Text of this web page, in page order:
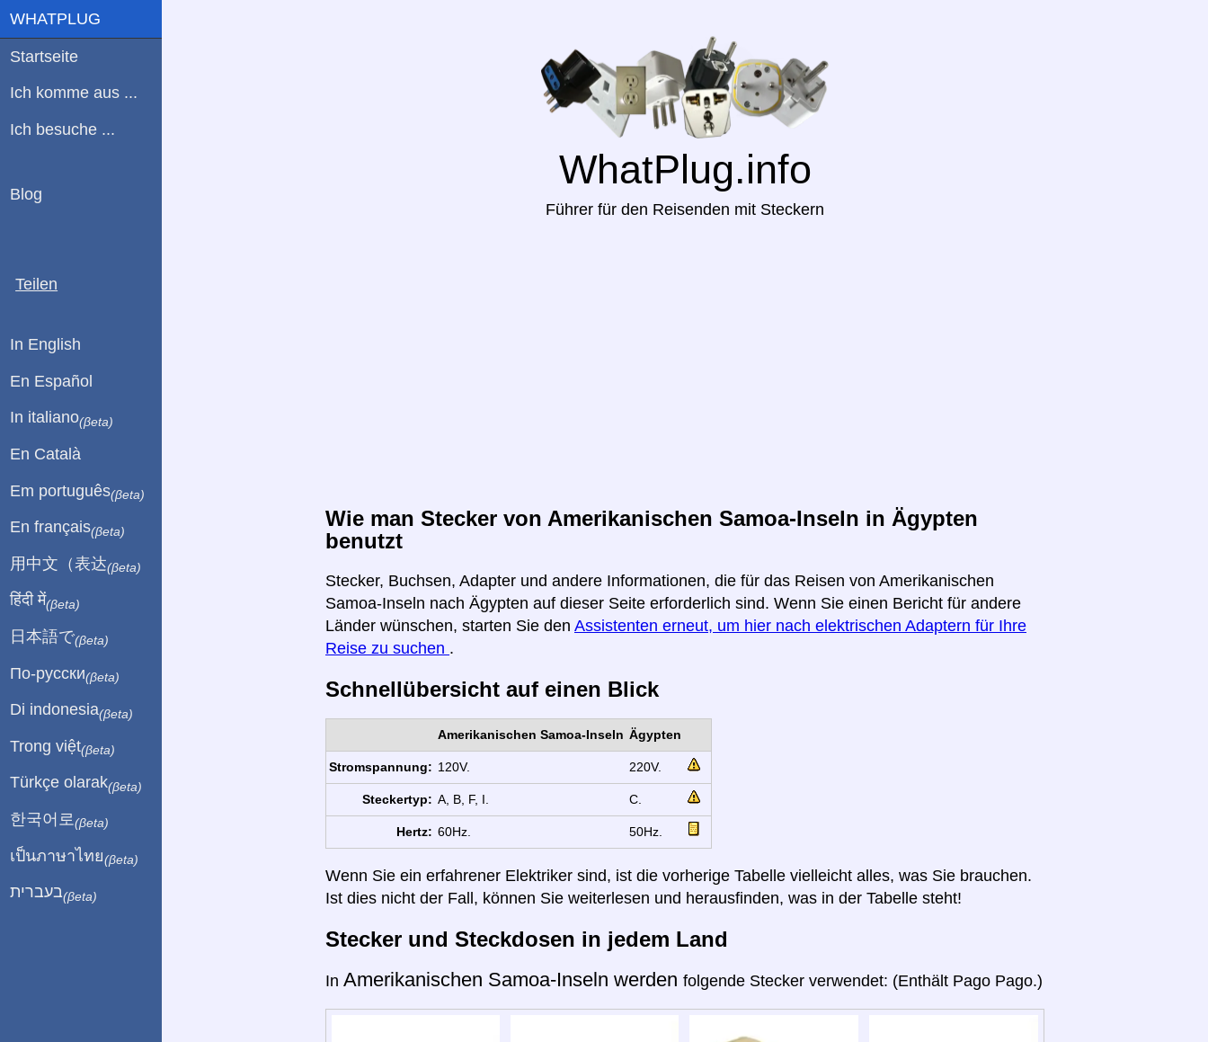
WhatPlug.info
Führer für den Reisenden mit Steckern
Wie man Stecker von Amerikanischen Samoa-Inseln in Ägypten
benutzt
Stecker, Buchsen, Adapter und andere Informationen, die für das Reisen von Amerikanischen
Samoa-Inseln nach Ägypten auf dieser Seite erforderlich sind. Wenn Sie einen Bericht für andere
Länder wünschen, starten Sie den Assistenten erneut, um hier nach elektrischen Adaptern für Ihre
Reise zu suchen .
Schnellübersicht auf einen Blick
Amerikanischen Samoa-Inseln Ägypten
Stromspannung: 120V. 220V.
Steckertyp: A, B, F, I. C.
Hertz: 60Hz. 50Hz.
Wenn Sie ein erfahrener Elektriker sind, ist die vorherige Tabelle vielleicht alles, was Sie brauchen.
Ist dies nicht der Fall, können Sie weiterlesen und herausfinden, was in der Tabelle steht!
Stecker und Steckdosen in jedem Land
In Amerikanischen Samoa-Inseln werden folgende Stecker verwendet: (Enthält Pago Pago.)
WHATPLUG
Startseite
Ich komme aus ...
Ich besuche ...
Blog
Teilen
In English
En Español
In italiano(βeta)
En Català
Em português(βeta)
En français(βeta)
用中文（表达(βeta)
हिंदी में(βeta)
日本語で(βeta)
По-русски(βeta)
Di indonesia(βeta)
Trong việt(βeta)
Türkçe olarak(βeta)
한국어로 (βeta)
เป็นภาษาไทย(βeta)
בעברית(βeta)